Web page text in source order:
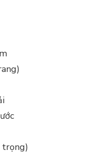
trọng)